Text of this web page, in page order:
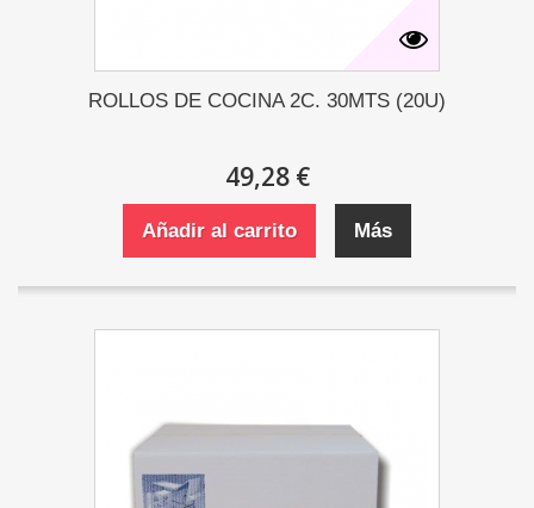
ROLLOS DE COCINA 2C. 30MTS (20U)
49,28 €
Añadir al carrito Más